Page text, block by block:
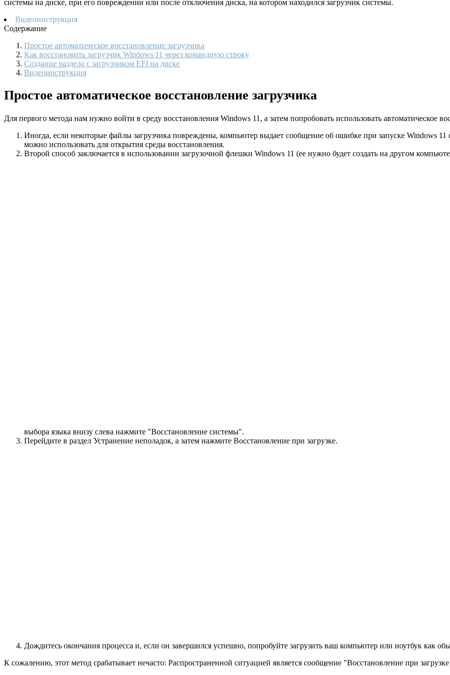
системы на диске, при его повреждении или после отключения диска, на котором находился загрузчик системы.
Видеоинструкция
Содержание
Простое автоматическое восстановление загрузчика
Как восстановить загрузчик Windows 11 через командную строку
Создание раздела с загрузчиком EFI на диске
Видеоинструкция
Простое автоматическое восстановление загрузчика
Для первого метода нам нужно войти в среду восстановления Windows 11, а затем попробовать использовать автоматическое
Иногда, если некоторые файлы загрузчика повреждены, компьютер выдает сообщение об ошибке при запуске Windows
можно использовать для открытия среды восстановления.
Второй способ заключается в использовании загрузочной флешки Windows 11 (ее нужно будет создать на другом
выбора языка внизу слева нажмите "Восстановление системы".
Перейдите в раздел Устранение неполадок, а затем нажмите Восстановление при загрузке.
Дождитесь окончания процесса и, если он завершился успешно, попробуйте загрузить ваш компьютер или ноутбук как
К сожалению, этот метод срабатывает нечасто: Распространенной ситуацией является сообщение "Восстановление при